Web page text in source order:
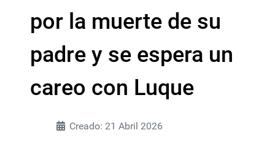
por la muerte de su
padre y se espera un
careo con Luque
Creado: 21 Abril 2026